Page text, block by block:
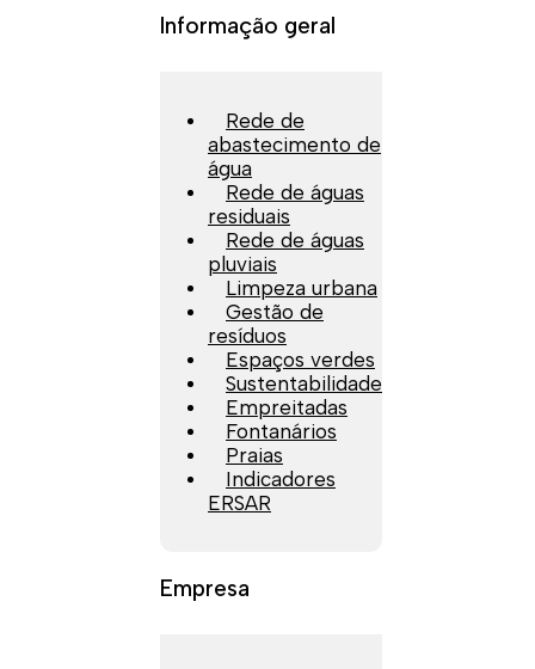
Informação geral
Rede de
abastecimento de
água
Rede de águas
residuais
Rede de águas
pluviais
Limpeza urbana
Gestão de
resíduos
Espaços verdes
Sustentabilidade
Empreitadas
Fontanários
Praias
Indicadores
ERSAR
Empresa